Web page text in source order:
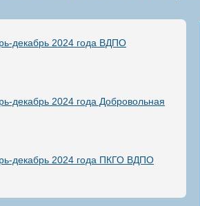
декабрь 2024 года ВДПО
декабрь 2024 года Добровольная
декабрь 2024 года ПКГО ВДПО